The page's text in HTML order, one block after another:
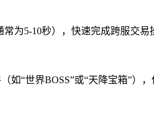
为5-10秒），快速完成跨服交易
如“世界BOSS”或“天降宝箱”）